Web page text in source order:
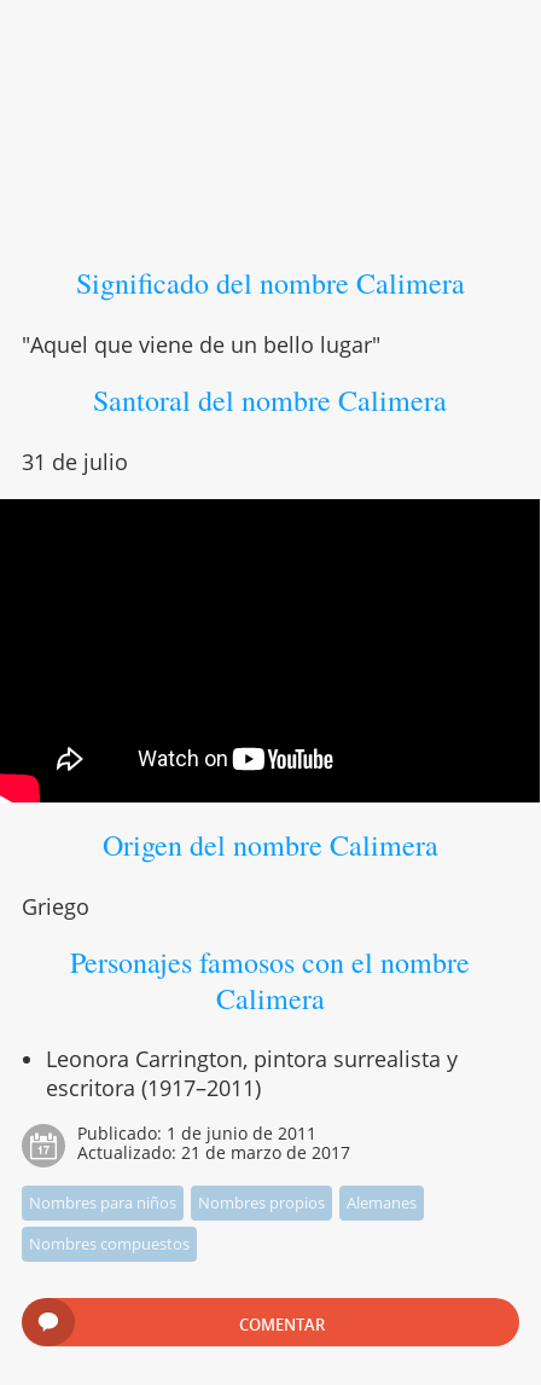
Significado del nombre Calimera
"Aquel que viene de un bello lugar"
Santoral del nombre Calimera
31 de julio
Origen del nombre Calimera
Griego
Personajes famosos con el nombre
Calimera
Leonora Carrington, pintora surrealista y
escritora (1917–2011)
Publicado: 1 de junio de 2011
Actualizado: 21 de marzo de 2017
Nombres para niños Nombres propios
Alemanes
Nombres compuestos
COMENTAR